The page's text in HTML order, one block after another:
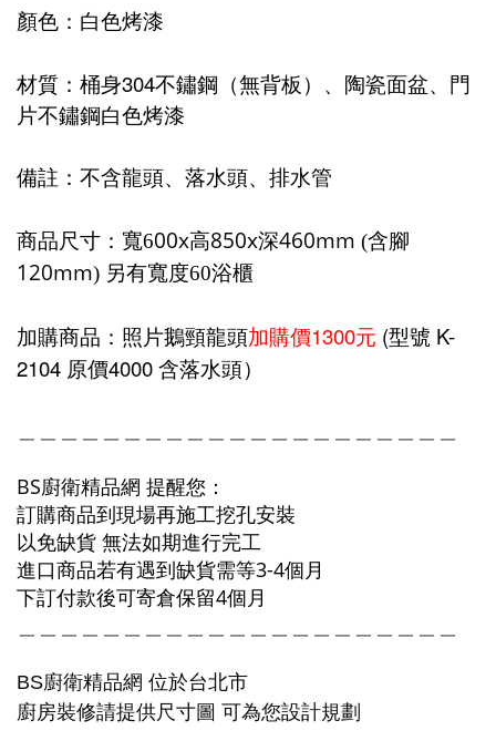
顏色：白色烤漆
材質：桶身304不鏽鋼（無背板）、陶瓷面盆、門
片不鏽鋼白色烤漆
備註：不含龍頭、落水頭、排水管
商品尺寸：寬600x高850x深460mm (含腳
120mm) 另有寬度60浴櫃
加購商品：照片鵝頸龍頭加購價1300元 (型號 K-
2104 原價4000 含落水頭）
BS廚衛精品網 提醒您：
訂購商品到現場再施工挖孔安裝
以免缺貨 無法如期進行完工
進口商品若有遇到缺貨需等3-4個月
下訂付款後可寄倉保留4個月
BS廚衛精品網 位於台北市
廚房裝修請提供尺寸圖 可為您設計規劃